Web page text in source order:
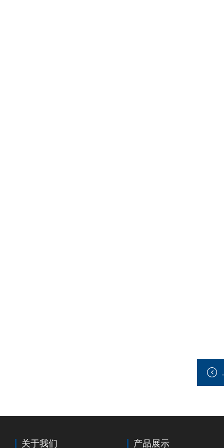
关于我们 产品展示